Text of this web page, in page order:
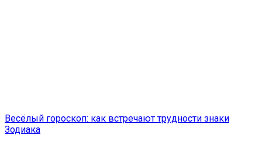
Весёлый гороскоп: как встречают трудности знаки
Зодиака